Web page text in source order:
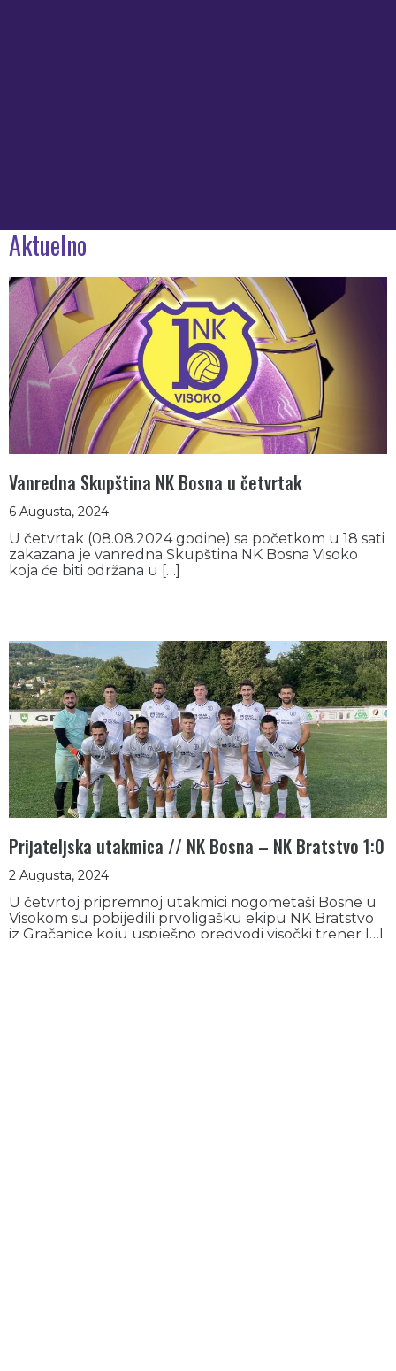
Aktuelno
Vanredna Skupština NK Bosna u četvrtak
6 Augusta, 2024
U četvrtak (08.08.2024 godine) sa početkom u 18 sati
zakazana je vanredna Skupština NK Bosna Visoko
koja će biti održana u […]
Prijateljska utakmica // NK Bosna – NK Bratstvo 1:0
2 Augusta, 2024
U četvrtoj pripremnoj utakmici nogometaši Bosne u
Visokom su pobijedili prvoligašku ekipu NK Bratstvo
iz Gračanice koju uspješno predvodi visočki trener […]